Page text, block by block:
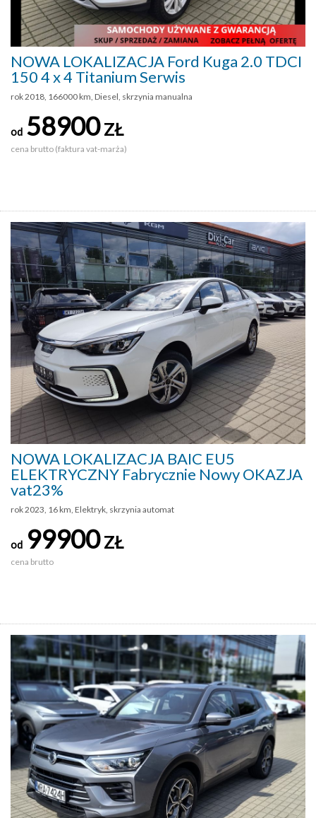
NOWA LOKALIZACJA Ford Kuga 2.0 TDCI
150 4 x 4 Titanium Serwis
rok 2018, 166000 km, Diesel, skrzynia manualna
od 58900ZŁ
cena brutto (faktura vat-marża)
NOWA LOKALIZACJA BAIC EU5
ELEKTRYCZNY Fabrycznie Nowy OKAZJA
vat23%
rok 2023, 16 km, Elektryk, skrzynia automat
od 99900ZŁ
cena brutto